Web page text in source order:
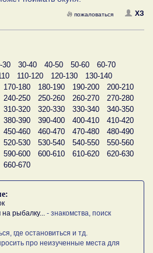
ХЗ
пожаловаться
30 30-40 40-50 50-60
60-70
110-120 120-130
130-140
170-180 180-190 190-200
200-210
240-250 250-260 260-270
270-280
310-320 320-330 330-340
340-350
380-390 390-400 400-410
410-420
450-460 460-470 470-480
480-490
520-530 530-540 540-550
550-560
590-600 600-610 610-620
620-630
660-670
рыбалку...
- знакомства, поиск
где остановиться и тд.
про неизученные места для